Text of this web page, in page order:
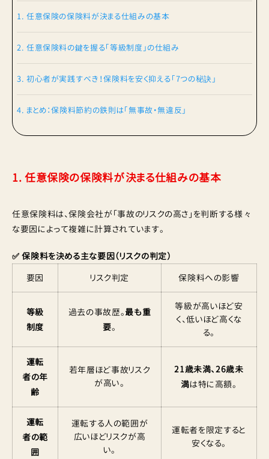
1. 任意保険の保険料が決まる仕組みの基本
2. 任意保険料の鍵を握る「等級制度」の仕組み
3. 初心者が実践すべき！保険料を安く抑える「7つの秘訣」
4. まとめ：保険料節約の鉄則は「無事故・無違反」
1. 任意保険の保険料が決まる仕組みの基本
任意保険料は、保険会社が「事故のリスクの高さ」を判断する様々
な要因によって複雑に計算されています。
✅ 保険料を決める主な要因（リスクの判定）
要因
リスク判定 保険料への影響
等級
制度
過去の事故歴。最も重
要。
等級が高いほど安
く、低いほど高くな
る。
運転
者の年
齢
若年層ほど事故リスク
が高い。
21歳未満、26歳未
満は特に高額。
運転
者の範
囲
運転する人の範囲が
広いほどリスクが高
い。
運転者を限定すると
安くなる。